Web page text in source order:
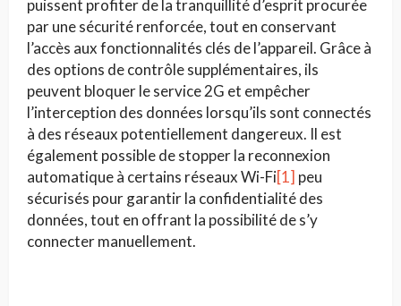
puissent profiter de la tranquillité d’esprit procurée
par une sécurité renforcée, tout en conservant
l’accès aux fonctionnalités clés de l’appareil. Grâce à
des options de contrôle supplémentaires, ils
peuvent bloquer le service 2G et empêcher
l’interception des données lorsqu’ils sont connectés
à des réseaux potentiellement dangereux. Il est
également possible de stopper la reconnexion
automatique à certains réseaux Wi-Fi[1] peu
sécurisés pour garantir la confidentialité des
données, tout en offrant la possibilité de s’y
connecter manuellement.